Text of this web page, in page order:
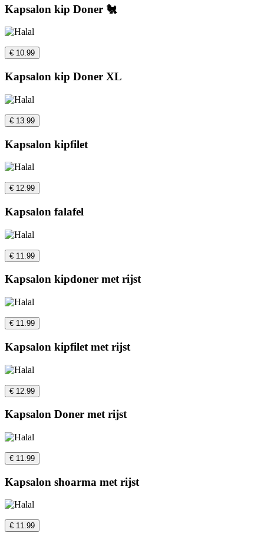
Kapsalon kip Doner 🐔
€ 10.99
Kapsalon kip Doner XL
€ 13.99
Kapsalon kipfilet
€ 12.99
Kapsalon falafel
€ 11.99
Kapsalon kipdoner met rijst
€ 11.99
Kapsalon kipfilet met rijst
€ 12.99
Kapsalon Doner met rijst
€ 11.99
Kapsalon shoarma met rijst
€ 11.99